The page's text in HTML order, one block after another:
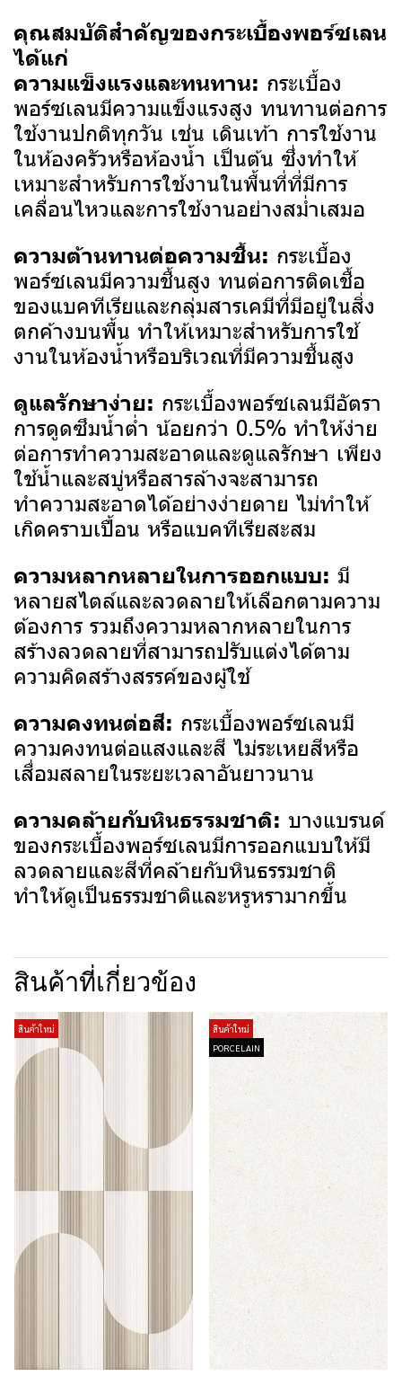
คุณสมบัติสำคัญของกระเบื้องพอร์ซเลน
ได้แก่
ความแข็งแรงและทนทาน: กระเบื้อง
พอร์ซเลนมีความแข็งแรงสูง ทนทานต่อการ
ใช้งานปกติทุกวัน เช่น เดินเท้า การใช้งาน
ในห้องครัวหรือห้องน้ำ เป็นต้น ซึ่งทำให้
เหมาะสำหรับการใช้งานในพื้นที่ที่มีการ
เคลื่อนไหวและการใช้งานอย่างสม่ำเสมอ
ความต้านทานต่อความชื้น: กระเบื้อง
พอร์ซเลนมีความชื้นสูง ทนต่อการติดเชื้อ
ของแบคทีเรียและกลุ่มสารเคมีที่มีอยู่ในสิ่ง
ตกค้างบนพื้น ทำให้เหมาะสำหรับการใช้
งานในห้องน้ำหรือบริเวณที่มีความชื้นสูง
ดูแลรักษาง่าย: กระเบื้องพอร์ซเลนมีอัตรา
การดูดซึมน้ำต่ำ น้อยกว่า 0.5% ทำให้ง่าย
ต่อการทำความสะอาดและดูแลรักษา เพียง
ใช้น้ำและสบู่หรือสารล้างจะสามารถ
ทำความสะอาดได้อย่างง่ายดาย ไม่ทำให้
เกิดคราบเปื้อน หรือแบคทีเรียสะสม
ความหลากหลายในการออกแบบ: มี
หลายสไตล์และลวดลายให้เลือกตามความ
ต้องการ รวมถึงความหลากหลายในการ
สร้างลวดลายที่สามารถปรับแต่งได้ตาม
ความคิดสร้างสรรค์ของผู้ใช้
ความคงทนต่อสี: กระเบื้องพอร์ซเลนมี
ความคงทนต่อแสงและสี ไม่ระเหยสีหรือ
เสื่อมสลายในระยะเวลาอันยาวนาน
ความคล้ายกับหินธรรมชาติ: บางแบรนด์
ของกระเบื้องพอร์ซเลนมีการออกแบบให้มี
ลวดลายและสีที่คล้ายกับหินธรรมชาติ
ทำให้ดูเป็นธรรมชาติและหรูหรามากขึ้น
สินค้าที่เกี่ยวข้อง
สินค้าใหม่
สินค้าใหม่
PORCELAIN